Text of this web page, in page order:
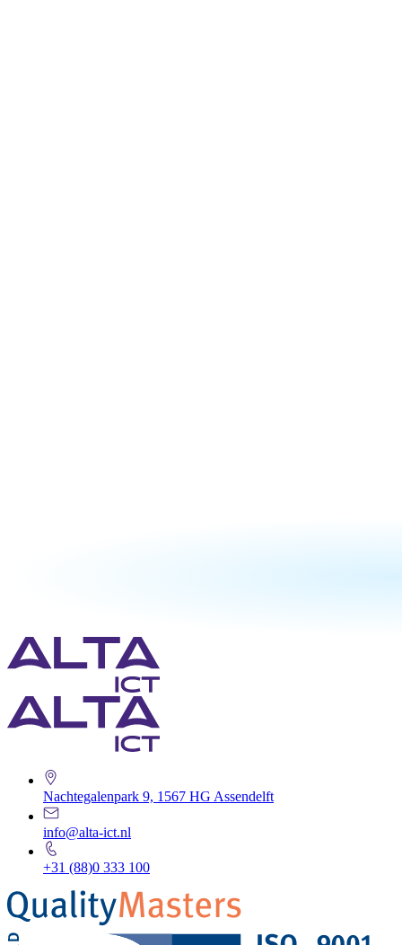
Nachtegalenpark 9, 1567 HG Assendelft
info@alta-ict.nl
+31 (88)0 333 100